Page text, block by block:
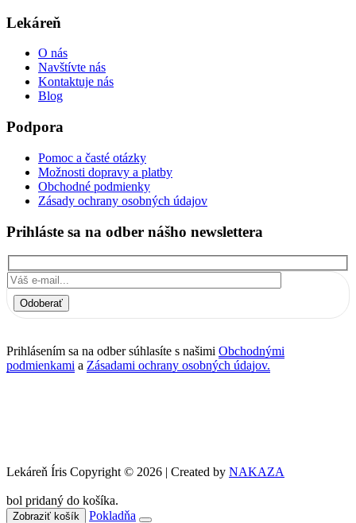
Lekáreň
O nás
Navštívte nás
Kontaktuje nás
Blog
Podpora
Pomoc a časté otázky
Možnosti dopravy a platby
Obchodné podmienky
Zásady ochrany osobných údajov
Prihláste sa na odber nášho newslettera
Odoberať
Prihlásením sa na odber súhlasíte s našimi Obchodnými
podmienkami a Zásadami ochrany osobných údajov.
Lekáreň Íris Copyright © 2026 | Created by NAKAZA
bol pridaný do košíka.
Zobraziť košík Pokladňa